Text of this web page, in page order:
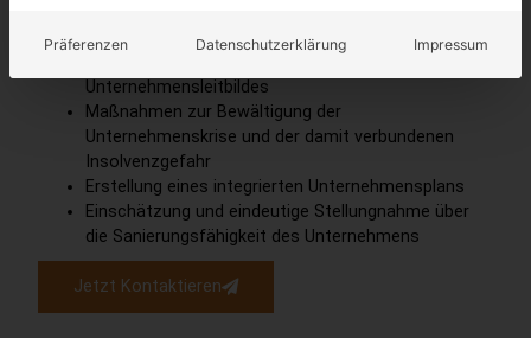
und Überschuldung
Unternehmensleitbildes
Maßnahmen zur Bewältigung der
Unternehmenskrise und der damit verbundenen
Insolvenzgefahr
Erstellung eines integrierten Unternehmensplans
Einschätzung und eindeutige Stellungnahme über
die Sanierungsfähigkeit des Unternehmens
Jetzt Kontaktieren
Präferenzen Datenschutzerklärung Impressum